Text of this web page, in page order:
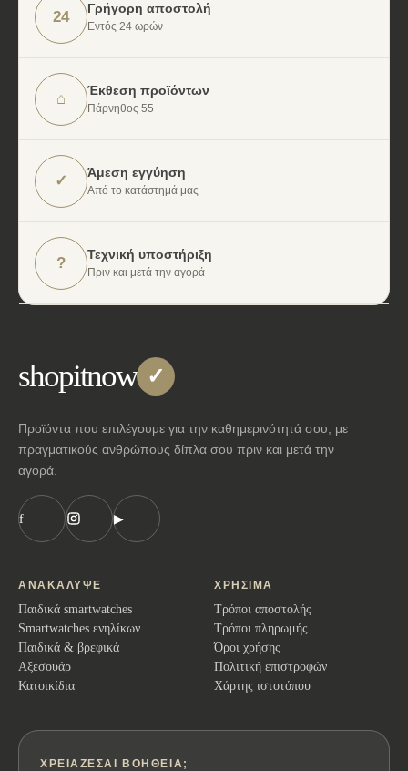
24 Γρήγορη αποστολή
Εντός 24 ωρών
⌂ Έκθεση προϊόντων
Πάρνηθος 55
✓ Άμεση εγγύηση
Από το κατάστημά μας
? Τεχνική υποστήριξη
Πριν και μετά την αγορά
shopitnow ✓
Προϊόντα που επιλέγουμε για την καθημερινότητά σου, με
πραγματικούς ανθρώπους δίπλα σου πριν και μετά την
αγορά.
f ▶
ΑΝΑΚΆΛΥΨΕ
Παιδικά smartwatches
Smartwatches ενηλίκων
Παιδικά & βρεφικά
Αξεσουάρ
Κατοικίδια
ΧΡΉΣΙΜΑ
Τρόποι αποστολής
Τρόποι πληρωμής
Όροι χρήσης
Πολιτική επιστροφών
Χάρτης ιστοτόπου
ΧΡΕΙΆΖΕΣΑΙ ΒΟΉΘΕΙΑ;